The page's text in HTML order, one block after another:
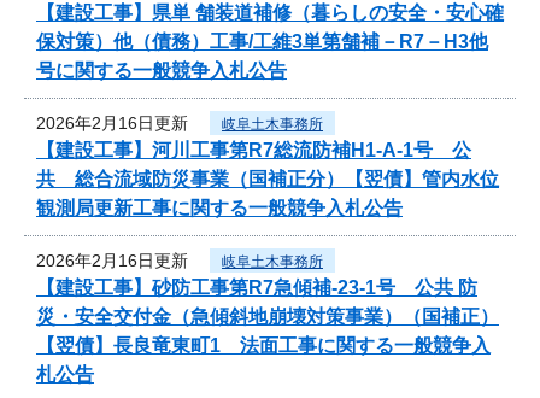
【建設工事】県単 舗装道補修（暮らしの安全・安心確
保対策）他（債務）工事/工維3単第舗補－R7－H3他
号に関する一般競争入札公告
2026年2月16日更新 岐阜土木事務所
【建設工事】河川工事第R7総流防補H1-A-1号 公
共 総合流域防災事業（国補正分）【翌債】管内水位
観測局更新工事に関する一般競争入札公告
2026年2月16日更新 岐阜土木事務所
【建設工事】砂防工事第R7急傾補-23-1号 公共 防
災・安全交付金（急傾斜地崩壊対策事業）（国補正）
【翌債】長良竜東町1 法面工事に関する一般競争入
札公告